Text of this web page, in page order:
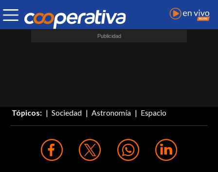
Tópicos: Sociedad Astronomía Espacio